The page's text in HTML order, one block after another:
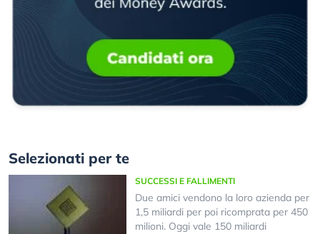
Selezionati per te
SUCCESSI E FALLIMENTI
Due amici vendono la loro azienda per
1,5 miliardi per poi ricomprata per 450
milioni. Oggi vale 150 miliardi